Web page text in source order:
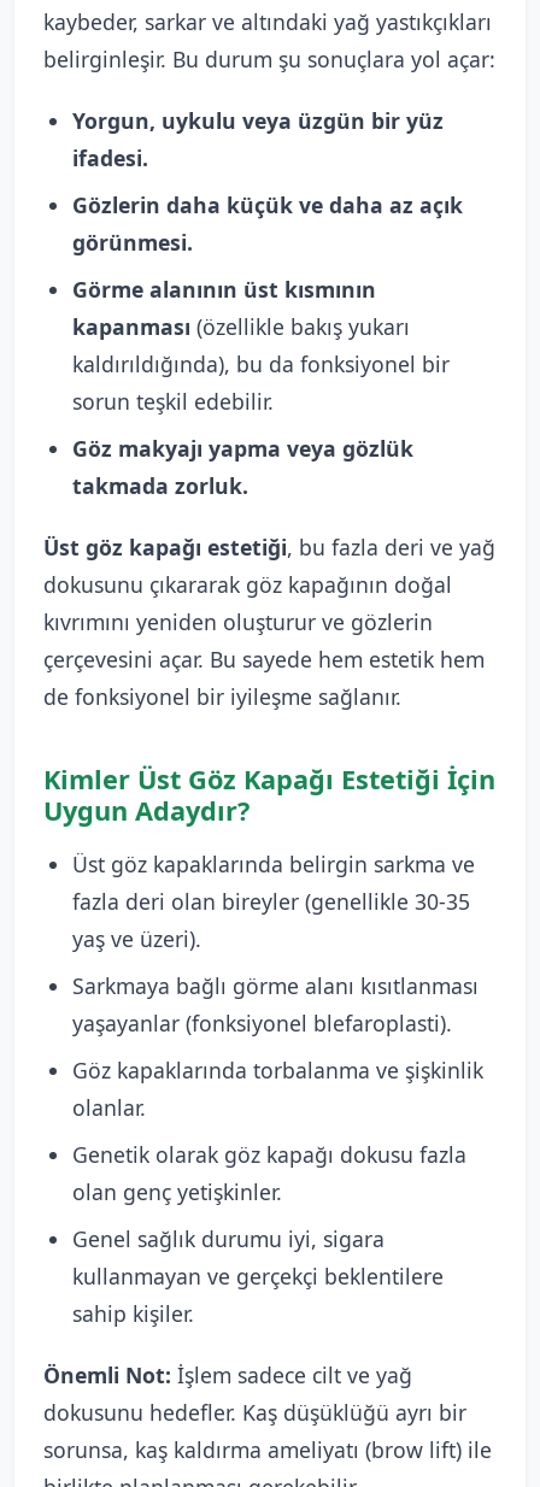
kaybeder, sarkar ve altındaki yağ yastıkçıkları
belirginleşir. Bu durum şu sonuçlara yol açar:
Yorgun, uykulu veya üzgün bir yüz
ifadesi.
Gözlerin daha küçük ve daha az açık
görünmesi.
Görme alanının üst kısmının
kapanması (özellikle bakış yukarı
kaldırıldığında), bu da fonksiyonel bir
sorun teşkil edebilir.
Göz makyajı yapma veya gözlük
takmada zorluk.
Üst göz kapağı estetiği, bu fazla deri ve yağ
dokusunu çıkararak göz kapağının doğal
kıvrımını yeniden oluşturur ve gözlerin
çerçevesini açar. Bu sayede hem estetik hem
de fonksiyonel bir iyileşme sağlanır.
Kimler Üst Göz Kapağı Estetiği İçin
Uygun Adaydır?
Üst göz kapaklarında belirgin sarkma ve
fazla deri olan bireyler (genellikle 30-35
yaş ve üzeri).
Sarkmaya bağlı görme alanı kısıtlanması
yaşayanlar (fonksiyonel blefaroplasti).
Göz kapaklarında torbalanma ve şişkinlik
olanlar.
Genetik olarak göz kapağı dokusu fazla
olan genç yetişkinler.
Genel sağlık durumu iyi, sigara
kullanmayan ve gerçekçi beklentilere
sahip kişiler.
Önemli Not: İşlem sadece cilt ve yağ
dokusunu hedefler. Kaş düşüklüğü ayrı bir
sorunsa, kaş kaldırma ameliyatı (brow lift) ile